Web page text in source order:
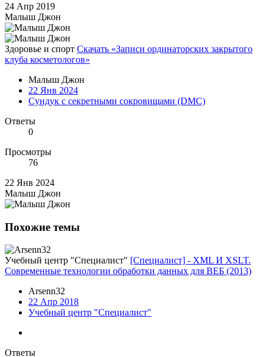
24 Апр 2019
Малыш Джон
Здоровье и спорт Скачать «Записи ординаторских закрытого
клуба косметологов»
Малыш Джон
22 Янв 2024
Сундук с секретными сокровищами (DMC)
Ответы
0
Просмотры
76
22 Янв 2024
Малыш Джон
Похожие темы
Учебный центр "Специалист" [Специалист] - XML И XSLT.
Современные технологии обработки данных для ВЕБ (2013)
Arsenn32
22 Апр 2018
Учебный центр "Специалист"
Ответы